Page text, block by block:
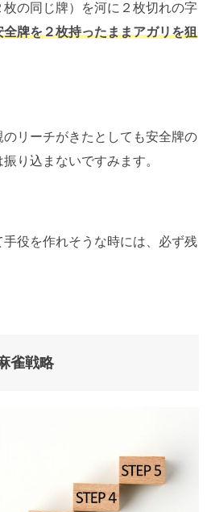
の同じ牌）を河に２枚切れの字
全牌を２枚持ったままアガリを狙
リーチがきたとしても安全牌の
り込まないですみます。
役を作れそうな時には、必ず残
雀戦略